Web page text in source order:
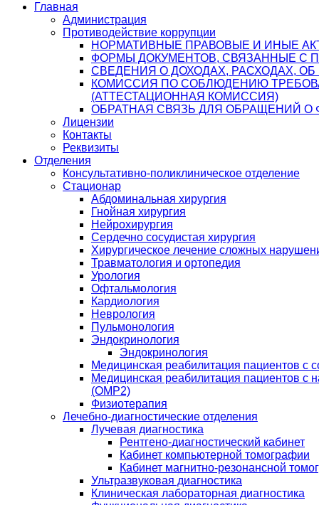
Главная
Администрация
Противодействие коррупции
НОРМАТИВНЫЕ ПРАВОВЫЕ И ИНЫЕ
ФОРМЫ ДОКУМЕНТОВ, СВЯЗАННЫЕ С
СВЕДЕНИЯ О ДОХОДАХ, РАСХОДАХ,
КОМИССИЯ ПО СОБЛЮДЕНИЮ
(АТТЕСТАЦИОННАЯ КОМИССИЯ)
ОБРАТНАЯ СВЯЗЬ ДЛЯ ОБРАЩЕНИЙ О
Лицензии
Контакты
Реквизиты
Отделения
Консультативно-поликлиническое отделение
Стационар
Абдоминальная хирургия
Гнойная хирургия
Нейрохирургия
Сердечно сосудистая хирургия
Хирургическое лечение сложных
Травматология и ортопедия
Урология
Офтальмология
Кардиология
Неврология
Пульмонология
Эндокринология
Эндокринология
Медицинская реабилитация пациентов
Медицинская реабилитация пациентов с
(ОМР2)
Физиотерапия
Лечебно-диагностические отделения
Лучевая диагностика
Рентгено-диагностический кабинет
Кабинет компьютерной томографии
Кабинет магнитно-резонансной
Ультразвуковая диагностика
Клиническая лабораторная диагностика